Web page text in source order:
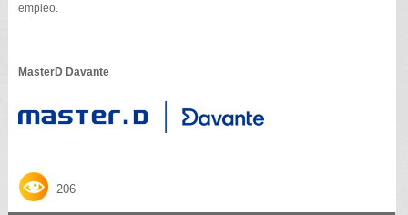
empleo.
MasterD Davante
206